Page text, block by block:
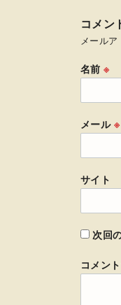
コメン
メールア
名前※
メール ※
サイト
次回
コメント